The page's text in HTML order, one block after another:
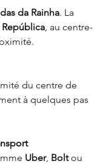
da Rainha. La
República, au centre-
.
du centre de
à quelques pas
Uber, Bolt ou